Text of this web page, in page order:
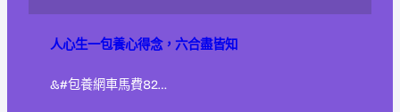
人心生一包養心得念，六合盡皆知
&#包養網車馬費82…